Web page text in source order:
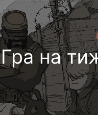
Гра на